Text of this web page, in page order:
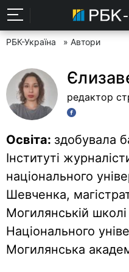
РБК-Україна » Автори
редактор
Освіта: здобувала
Інституті
національного
Шевченка,
Могилянській
Національного
Могилянська